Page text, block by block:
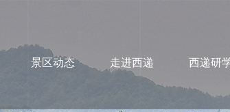
景区动态 走进西递 西递研